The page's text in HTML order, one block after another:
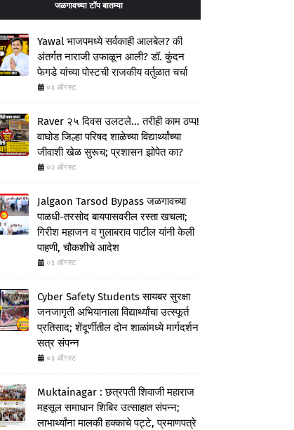
जळगावच्या टॉप बातम्या
Yawal भाजपमध्ये सर्वकाही आलबेल? की
अंतर्गत नाराजी उफाळून आली? डॉ. कुंदन
फेगडे यांच्या पोस्टची राजकीय वर्तुळात चर्चा
०३ ऑगस्ट
Raver २५ दिवस उलटले... तरीही काम ठप्प!
वाघोड जिल्हा परिषद शाळेच्या विद्यार्थ्यांच्या
जीवाशी खेळ सुरूच; प्रशासन झोपेत का?
०२ ऑगस्ट
Jalgaon Tarsod Bypass जळगावच्या
पाळधी-तरसोद बायपासवरील रस्ता खचला;
गिरीश महाजन व गुलाबराव पाटील यांनी केली
पाहणी, चौकशीचे आदेश
०३ ऑगस्ट
Cyber Safety Students सायबर सुरक्षा
जनजागृती अभियानाला विद्यार्थ्यांचा उत्स्फूर्त
प्रतिसाद; शेंदूर्णीतील दोन शाळांमध्ये मार्गदर्शन
सत्र संपन्न
०३ ऑगस्ट
Muktainagar : छत्रपती शिवाजी महाराज
महसूल समाधान शिबिर उत्साहात संपन्न;
लाभार्थ्यांना मालकी हक्काचे पट्टे, प्रमाणपत्रे